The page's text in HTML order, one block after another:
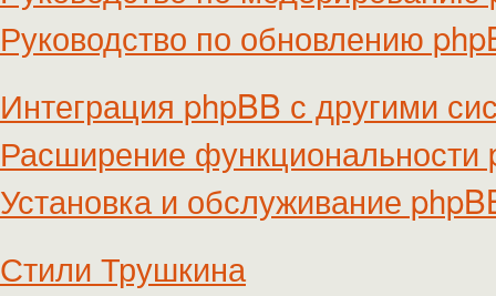
Руководство по обновлению
Интеграция phpBB с другими
Расширение функциональности
Установка и обслуживание
Стили Трушкина